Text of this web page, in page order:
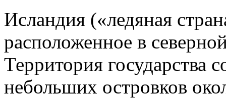
Исландия («ледяная
расположенное в
Территория государства
небольших островков